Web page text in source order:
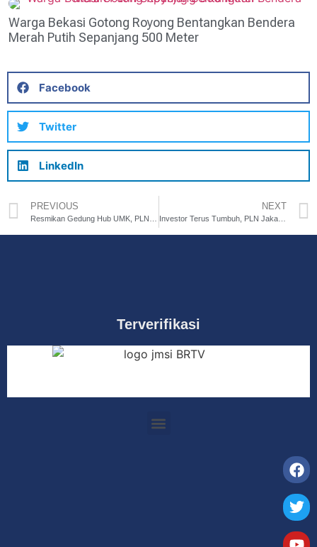
Warga Bekasi Gotong Royong Bentangkan Bendera
Merah Putih Sepanjang 500 Meter
Facebook
Twitter
LinkedIn
PREVIOUS NEXT
Investor Terus Tumbuh, PLN Jakarta Siapkan Listriknya
Terverifikasi